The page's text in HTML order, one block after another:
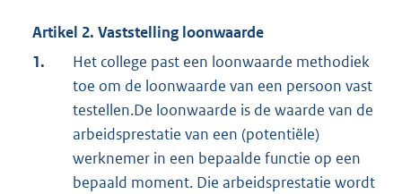
Artikel 2. Vaststelling loonwaarde
1.
Het college past een loonwaarde methodiek
toe om de loonwaarde van een persoon vast
testellen.De loonwaarde is de waarde van de
arbeidsprestatie van een (potentiële)
werknemer in een bepaalde functie op een
bepaald moment. Die arbeidsprestatie wordt